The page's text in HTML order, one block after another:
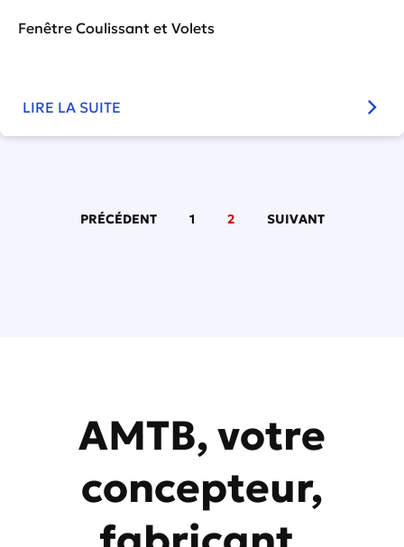
Fenêtre Coulissant et Volets
LIRE LA SUITE
PRÉCÉDENT 1 2 SUIVANT
AMTB, votre
concepteur,